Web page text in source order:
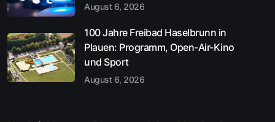
August 6, 2026
100 Jahre Freibad Haselbrunn in
Plauen: Programm, Open-Air-Kino
und Sport
August 6, 2026